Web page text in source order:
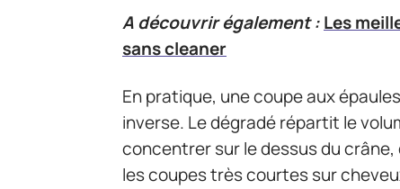
A découvrir également :Les
sans cleaner
En pratique, une coupe aux
inverse. Le dégradé répartit le
concentrer sur le dessus du
les coupes très courtes sur